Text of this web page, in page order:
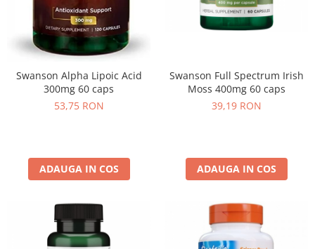
Swanson Alpha Lipoic Acid
300mg 60 caps
53,75 RON
ADAUGA IN COS
Swanson Full Spectrum Irish
Moss 400mg 60 caps
39,19 RON
ADAUGA IN COS